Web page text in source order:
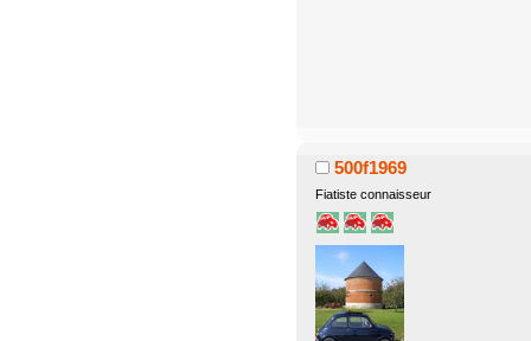
500f1969
Fiatiste connaisseur